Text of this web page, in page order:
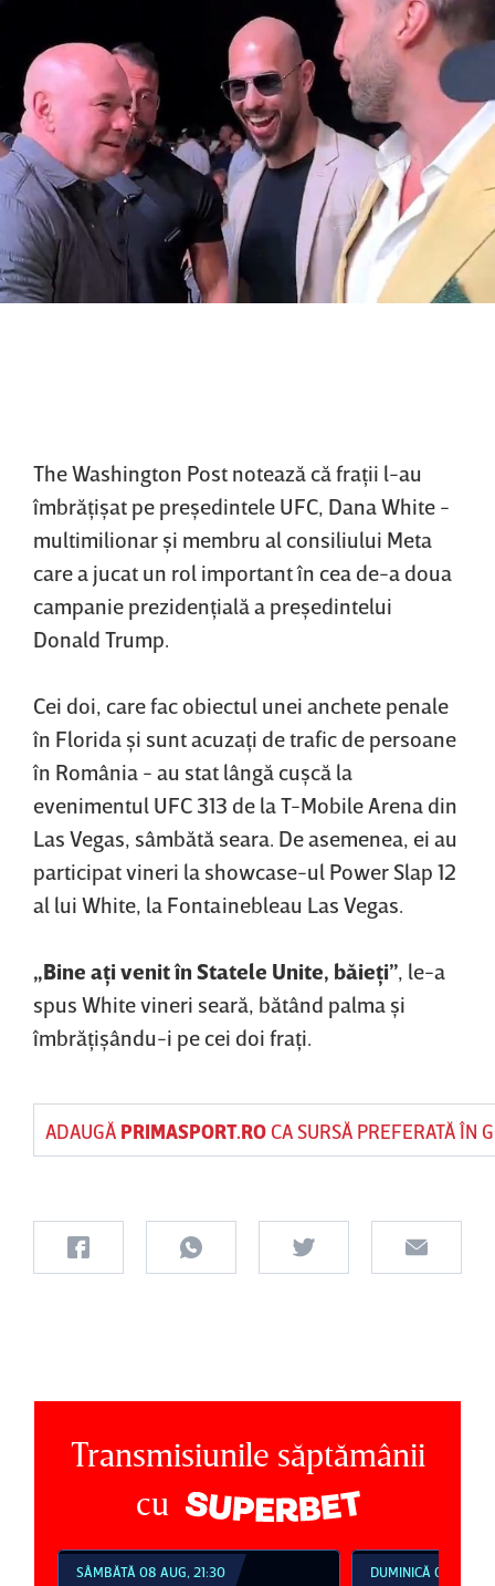
The Washington Post notează că fraţii l-au
îmbrăţişat pe preşedintele UFC, Dana White -
multimilionar şi membru al consiliului Meta
care a jucat un rol important în cea de-a doua
campanie prezidenţială a preşedintelui
Donald Trump.
Cei doi, care fac obiectul unei anchete penale
în Florida şi sunt acuzaţi de trafic de persoane
în România - au stat lângă cuşcă la
evenimentul UFC 313 de la T-Mobile Arena din
Las Vegas, sâmbătă seara. De asemenea, ei au
participat vineri la showcase-ul Power Slap 12
al lui White, la Fontainebleau Las Vegas.
„Bine aţi venit în Statele Unite, băieţi”, le-a
spus White vineri seară, bătând palma şi
îmbrăţişându-i pe cei doi fraţi.
ADAUGĂ PRIMASPORT.ROCA SURSĂ PREFERATĂ ÎN
Transmisiunile săptămânii
cu
SÂMBĂTĂ 08 AUG, 21:30 DUMINICĂ 09 AUG,